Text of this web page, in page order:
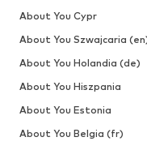
About You Cypr
About You Szwajcaria
About You Holandia (de)
About You Hiszpania
About You Estonia
About You Belgia (fr)